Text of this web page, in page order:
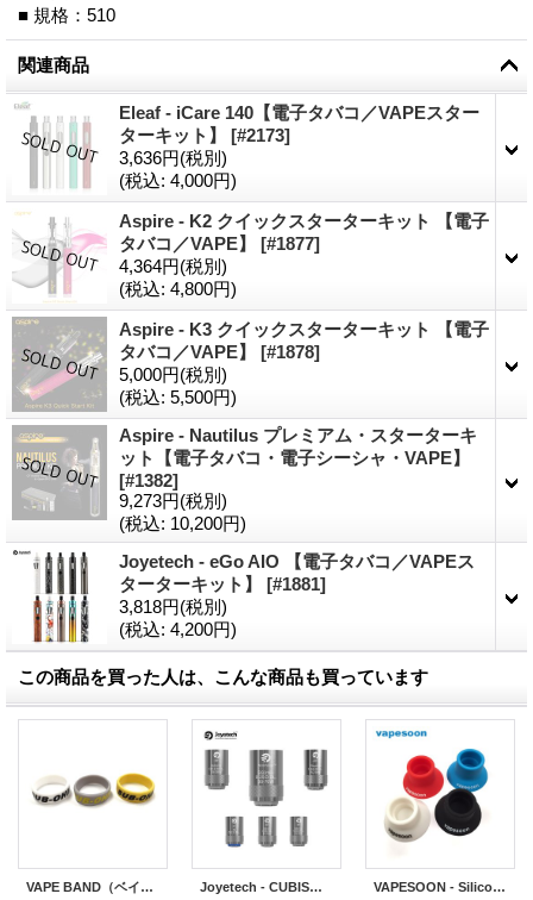
■ 規格：510
関連商品
Eleaf - iCare 140【電子タバコ／VAPEスター
ターキット】 [#2173]
3,636円(税別)
(税込: 4,000円)
Aspire - K2 クイックスターターキット 【電子
タバコ／VAPE】 [#1877]
4,364円(税別)
(税込: 4,800円)
Aspire - K3 クイックスターターキット 【電子
タバコ／VAPE】 [#1878]
5,000円(税別)
(税込: 5,500円)
Aspire - Nautilus プレミアム・スターターキ
ット【電子タバコ・電子シーシャ・VAPE】
[#1382]
9,273円(税別)
(税込: 10,200円)
Joyetech - eGo AIO 【電子タバコ／VAPEス
ターターキット】 [#1881]
3,818円(税別)
(税込: 4,200円)
この商品を買った人は、こんな商品も買っています
VAPE BAND（ベイプバンド）22mmサイズ Joyetech - CUBISアトマイザー／eGo AIO／eGrip II用コイル（5個入り） VAPESOON - Silicone Suction Cup（アトマイザースタンド）